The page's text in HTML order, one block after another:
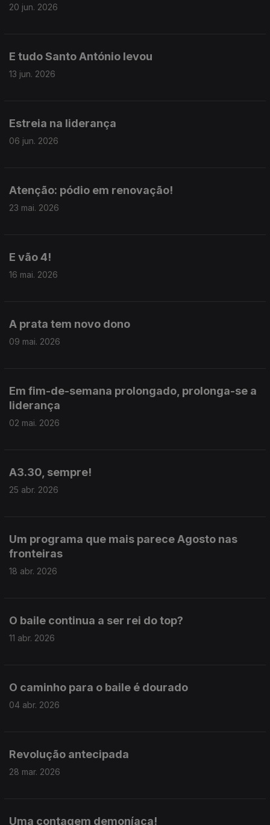
20 jun. 2026
E tudo Santo António levou
13 jun. 2026
Estreia na liderança
06 jun. 2026
Atenção: pódio em renovação!
23 mai. 2026
E vão 4!
16 mai. 2026
A prata tem novo dono
09 mai. 2026
Em fim-de-semana prolongado, prolonga-se a
liderança
02 mai. 2026
A3.30, sempre!
25 abr. 2026
Um programa que mais parece Agosto nas
fronteiras
18 abr. 2026
O baile continua a ser rei do top?
11 abr. 2026
O caminho para o baile é dourado
04 abr. 2026
Revolução antecipada
28 mar. 2026
Uma contagem demoníaca!